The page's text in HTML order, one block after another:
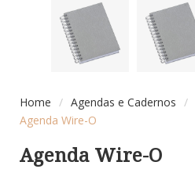
Home / Agendas e Cadernos /
Agenda Wire-O
Agenda Wire-O